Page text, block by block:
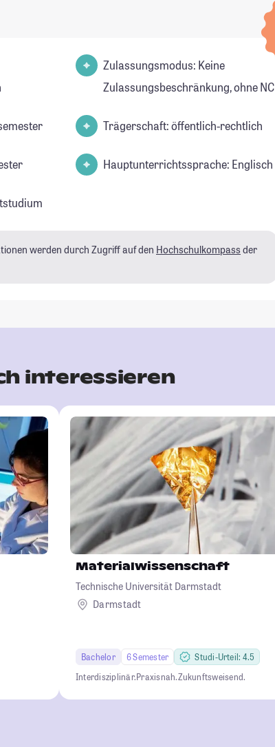
Zulassungsmodus: Keine
Zulassungsbeschränkung, ohne NC
Trägerschaft: öffentlich-rechtlich
Hauptunterrichtssprache: Englisch
werden durch Zugriff auf den Hochschulkompass der
interessieren
Materialwissenschaft
Technische Universität Darmstadt
Darmstadt
Bachelor 6 Semester
Studi-Urteil: 4.5
Interdisziplinär.Praxisnah.Zukunftsweisend.